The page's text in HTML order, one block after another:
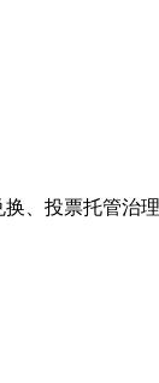
、投票托管治